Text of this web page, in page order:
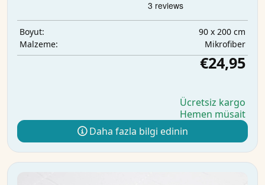
Boyut:
90 x 200 cm
Malzeme:
Mikrofiber
€24,95
Ücretsiz kargo
Hemen müsait
Daha fazla bilgi edinin